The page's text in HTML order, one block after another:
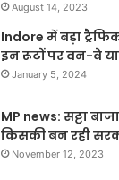
August 14, 2023
Indore में बड़ा
इन रूटों पर वन-वे
January 5, 2024
MP news: सट्टा
किसकी बन रही
November 12, 2023